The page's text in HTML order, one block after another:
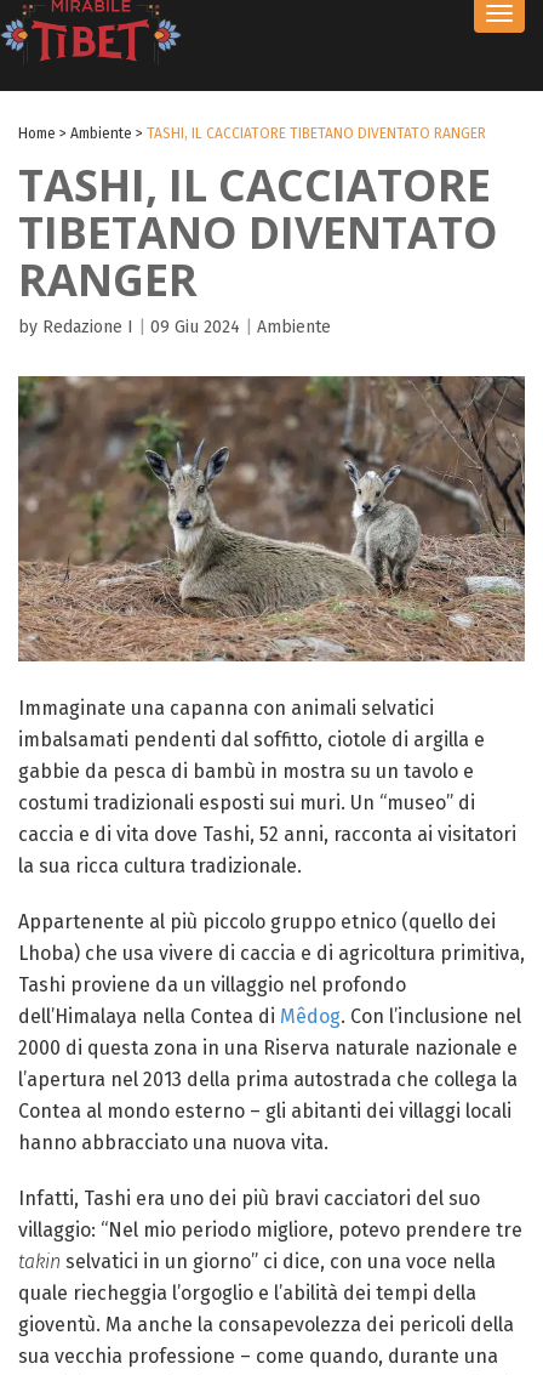
Home > Ambiente > TASHI, IL CACCIATORE TIBETANO DIVENTATO RANGER
TASHI, IL CACCIATORE
TIBETANO DIVENTATO
RANGER
by Redazione I 09 Giu 2024 Ambiente
Immaginate una capanna con animali selvatici
imbalsamati pendenti dal soffitto, ciotole di argilla e
gabbie da pesca di bambù in mostra su un tavolo e
costumi tradizionali esposti sui muri. Un “museo” di
caccia e di vita dove Tashi, 52 anni, racconta ai visitatori
la sua ricca cultura tradizionale.
Appartenente al più piccolo gruppo etnico (quello dei
Lhoba) che usa vivere di caccia e di agricoltura primitiva,
Tashi proviene da un villaggio nel profondo
dell’Himalaya nella Contea di Mêdog. Con l’inclusione nel
2000 di questa zona in una Riserva naturale nazionale e
l’apertura nel 2013 della prima autostrada che collega la
Contea al mondo esterno – gli abitanti dei villaggi locali
hanno abbracciato una nuova vita.
Infatti, Tashi era uno dei più bravi cacciatori del suo
villaggio: “Nel mio periodo migliore, potevo prendere tre
takin selvatici in un giorno” ci dice, con una voce nella
quale riecheggia l’orgoglio e l’abilità dei tempi della
gioventù. Ma anche la consapevolezza dei pericoli della
sua vecchia professione – come quando, durante una